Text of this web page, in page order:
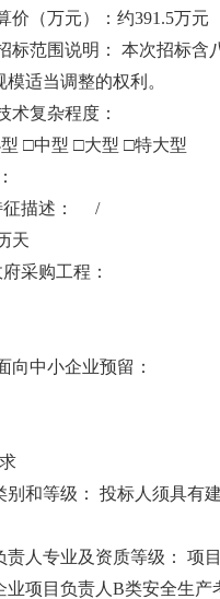
价（万元）：约391.5万元
标范围说明： 本次招标
适当调整的权利。
术复杂程度：
□中型 □大型 □特大型
征描述： /
天
府采购工程：
向中小企业预留：
别和等级： 投标人须具有
责人专业及资质等级： 项
业项目负责人B类安全生产